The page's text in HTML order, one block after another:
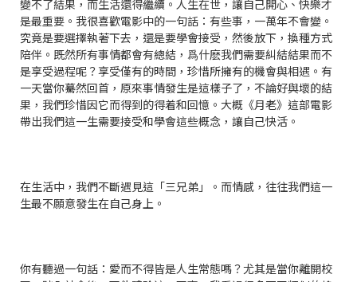
變不了結果，而生活還得繼續。人生在世，讓自己開心、快樂才
是最重要。我很喜歡電影中的一句話：有些事，一萬年不會變。
究竟是要選擇執著下去，還是要學會接受，然後放下，換種方式
陪伴。既然所有事情都會有總結，爲什麽我們需要糾結結果而不
是享受過程呢？享受僅有的時間，珍惜所擁有的機會與相遇。有
一天當你驀然回首，原來事情發生是這樣子了，不論好與壞的結
果，我們珍惜因它而得到的得着和回憶。大概《月老》這部電影
帶出我們這一生需要接受和學會這些概念，讓自己快活。
在生活中，我們不斷遇見這「三兄弟」。而情感，往往我們這一
生最不願意發生在自己身上。
你有聽過一句話：愛而不得皆是人生常態嗎？尤其是當你離開校